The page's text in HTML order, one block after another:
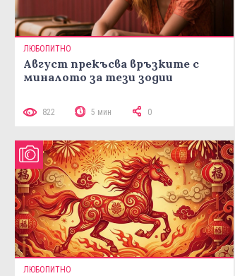
ЛЮБОПИТНО
Август прекъсва връзките с
миналото за тези зодии
822 5 мин 0
ЛЮБОПИТНО